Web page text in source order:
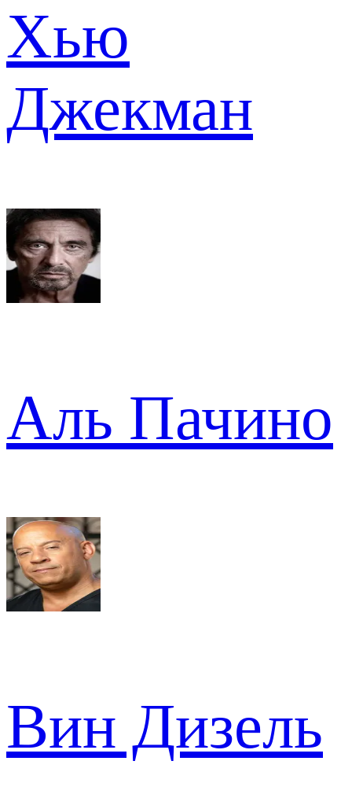
Хью
Джекман
Аль Пачино
Вин Дизель